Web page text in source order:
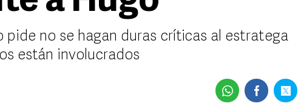
pide no se hagan duras críticas al estratega
están involucrados